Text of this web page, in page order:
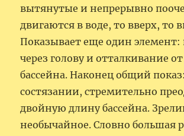
вытянутые и непрерывно
двигаются в воде, то вверх, то
Показывает еще один элемент:
через голову и отталкивание
бассейна. Наконец общий
состязании, стремительно
двойную длину бассейна.
необычайное. Словно большая